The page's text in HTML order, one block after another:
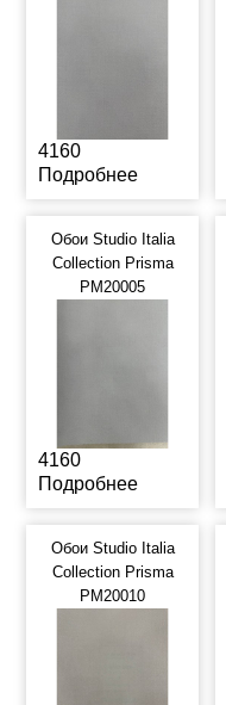
4160
Подробнее
Обои Studio Italia
Collection Prisma
PM20005
4160
Подробнее
Обои Studio Italia
Collection Prisma
PM20010